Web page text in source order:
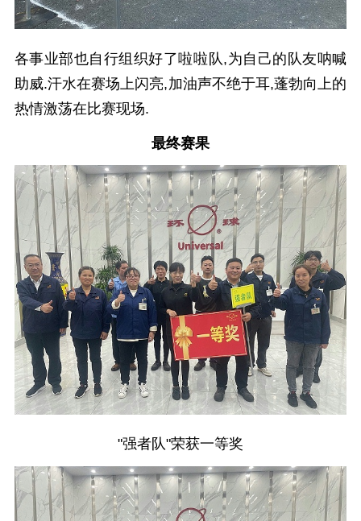
各事业部也自行组织好了啦啦队,为自己的队友呐喊
助威.汗水在赛场上闪亮,加油声不绝于耳,蓬勃向上的
热情激荡在比赛现场.
最终赛果
"强者队"荣获一等奖